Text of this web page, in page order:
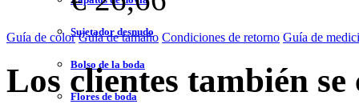
Sujetador desnudo
Bolso de la boda
Flores de boda
Guía de color Guía de tamaño Condiciones de retorno Guía de
Los clientes también se